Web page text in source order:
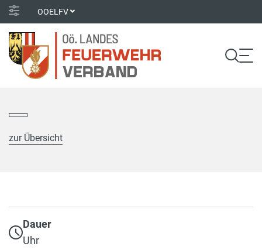
OOELFV
zur Übersicht
Dauer
Uhr